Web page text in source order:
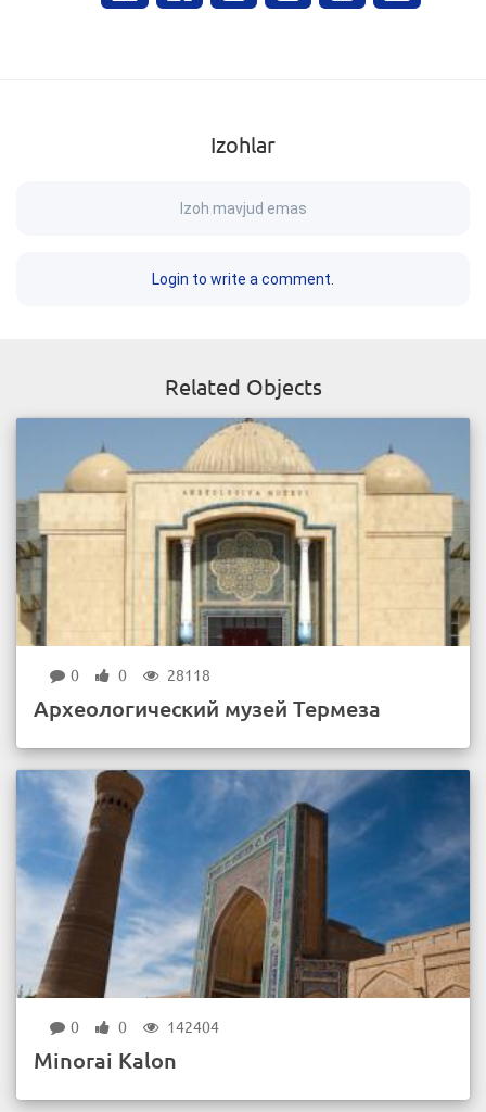
Izohlar
Izoh mavjud emas
Login to write a comment.
Related Objects
0 0 28118
Археологический музей Термеза
0 0 142404
Minorai Kalon